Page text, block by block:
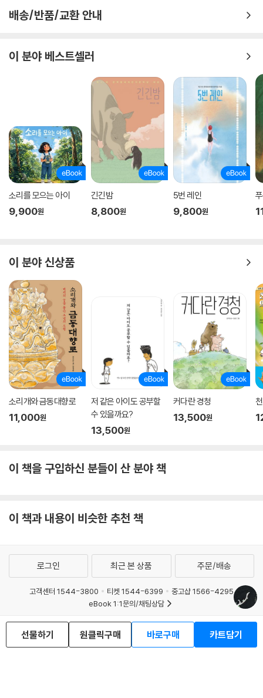
배송/반품/교환 안내
이 분야 베스트셀러
소리를 모으는 아이
9,900원
긴긴밤
8,800원
5번 레인
9,800원
이 분야 신상품
소리개와 금동대향로
11,000원
저 같은 아이도 공부할
수 있을까요?
13,500원
커다란 경청
13,500원
이 책을 구입하신 분들이 산 분야 책
이 책과 내용이 비슷한 추천 책
선물하기 원클릭구매 바로구매 카트담기
로그인 최근 본 상품 주문/배송
고객센터 1544-3800 티켓 1544-6399
중고샵 1566-4295
eBook 1:1문의/채팅상담
예스이십사(주) 사업자 정보
이용약관
개인정보처리방침
청소년보호정책
PC버전
회사소개
거래처관계자께